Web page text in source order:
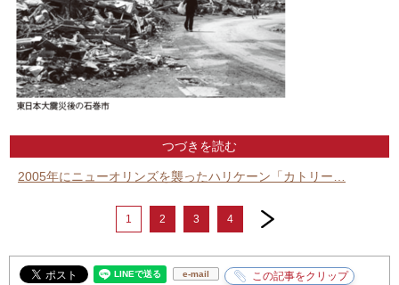
つづきを読む
2005年にニューオリンズを襲ったハリケーン「カトリー…
1 2 3 4
next
e-mail